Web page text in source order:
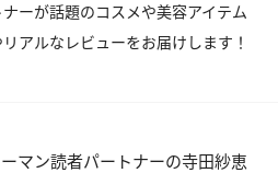
ーが話題のコスメや美容アイテム
アルなレビューをお届けします！
マン読者パートナーの寺田紗恵